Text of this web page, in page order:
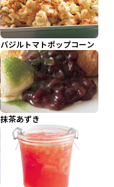
バジルトマトポップコーン
抹茶あずき